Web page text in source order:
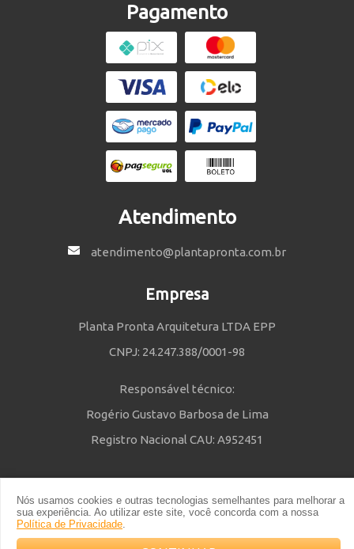
Nós usamos cookies e outras tecnologias semelhantes para melhorar a
sua experiência. Ao utilizar este site, você concorda com a nossa
Política de Privacidade.
Pagamento
Atendimento
atendimento@plantapronta.com.br
Empresa
Planta Pronta Arquitetura LTDA EPP
CNPJ: 24.247.388/0001-98
Responsável técnico:
Rogério Gustavo Barbosa de Lima
Registro Nacional CAU: A952451
Política de Privacidade eTermos e Condições | © 2014 - 2021 Powered
by Planta Pronta